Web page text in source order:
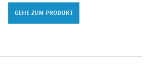
GEHE ZUM PRODUKT